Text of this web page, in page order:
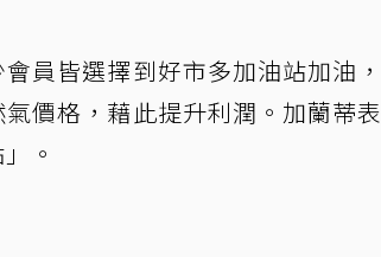
員皆選擇到好市多加油站加油，
價格，藉此提升利潤。加蘭蒂表
。